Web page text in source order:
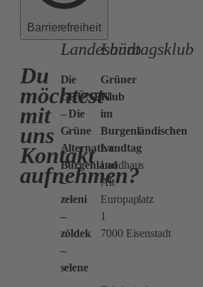
Barrierefreiheit
Du
möchtest
mit
uns
Kontakt
aufnehmen?
Landesbüro
Die
GRÜNEN
– Die
Grüne
Alternative
Burgenland
–
zeleni
–
zöldek
–
selene
Landtagsklub
Grüner
Klub
im
Burgenländischen
Landtag
Landhaus
Alt
Europaplatz
1
7000 Eisenstadt